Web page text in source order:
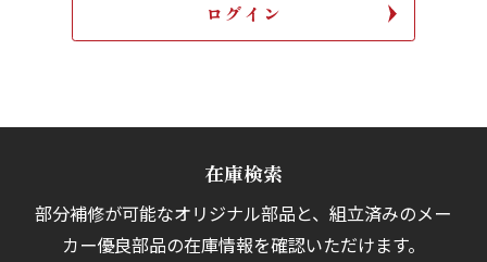
在庫検索
部分補修が可能なオリジナル部品と、組立済みのメー
カー優良部品の在庫情報を確認いただけます。